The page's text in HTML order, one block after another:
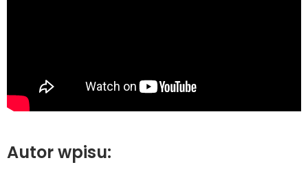
Autor wpisu: